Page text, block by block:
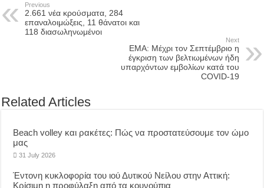
Previous
2.661 νέα κρούσματα, 284
επαναλοιμώξεις, 11 θάνατοι και
118 διασωληνωμένοι
Next
EMA: Μέχρι τον Σεπτέμβριο η
έγκριση των βελτιωμένων ήδη
υπαρχόντων εμβολίων κατά του
COVID-19
Related Articles
Beach volley και ρακέτες: Πώς να προστατεύσουμε τον ώμο
μας
31 July 2026
Έντονη κυκλοφορία του ιού Δυτικού Νείλου στην Αττική:
Κρίσιμη η προφύλαξη από τα κουνούπια